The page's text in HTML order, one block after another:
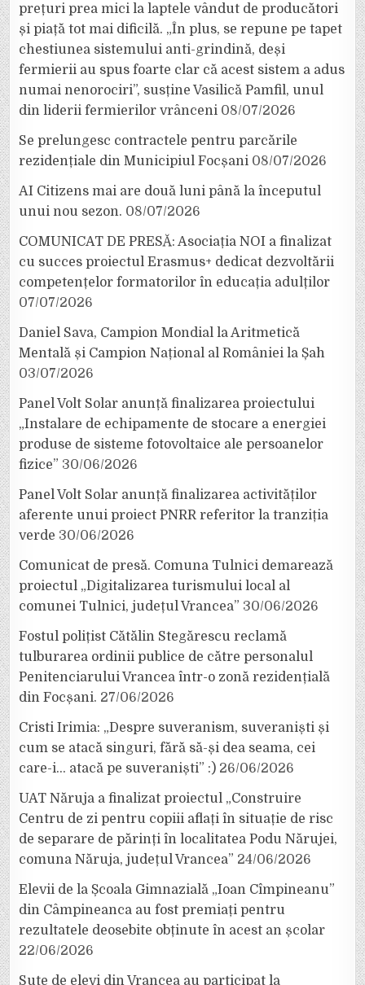
prețuri prea mici la laptele vândut de producători
și piață tot mai dificilă. „În plus, se repune pe tapet
chestiunea sistemului anti-grindină, deși
fermierii au spus foarte clar că acest sistem a adus
numai nenorociri”, susține Vasilică Pamfil, unul
din liderii fermierilor vrânceni 08/07/2026
Se prelungesc contractele pentru parcările
rezidențiale din Municipiul Focșani 08/07/2026
AI Citizens mai are două luni până la începutul
unui nou sezon. 08/07/2026
COMUNICAT DE PRESĂ: Asociația NOI a finalizat
cu succes proiectul Erasmus+ dedicat dezvoltării
competențelor formatorilor în educația adulților
07/07/2026
Daniel Sava, Campion Mondial la Aritmetică
Mentală și Campion Național al României la Șah
03/07/2026
Panel Volt Solar anunță finalizarea proiectului
„Instalare de echipamente de stocare a energiei
produse de sisteme fotovoltaice ale persoanelor
fizice” 30/06/2026
Panel Volt Solar anunță finalizarea activităților
aferente unui proiect PNRR referitor la tranziția
verde 30/06/2026
Comunicat de presă. Comuna Tulnici demarează
proiectul „Digitalizarea turismului local al
comunei Tulnici, județul Vrancea” 30/06/2026
Fostul polițist Cătălin Stegărescu reclamă
tulburarea ordinii publice de către personalul
Penitenciarului Vrancea într-o zonă rezidențială
din Focșani. 27/06/2026
Cristi Irimia: „Despre suveranism, suveraniști și
cum se atacă singuri, fără să-și dea seama, cei
care-i… atacă pe suveraniști” :) 26/06/2026
UAT Năruja a finalizat proiectul „Construire
Centru de zi pentru copiii aflați în situație de risc
de separare de părinți în localitatea Podu Nărujei,
comuna Năruja, județul Vrancea” 24/06/2026
Elevii de la Școala Gimnazială „Ioan Cîmpineanu”
din Câmpineanca au fost premiați pentru
rezultatele deosebite obținute în acest an școlar
22/06/2026
Sute de elevi din Vrancea au participat la